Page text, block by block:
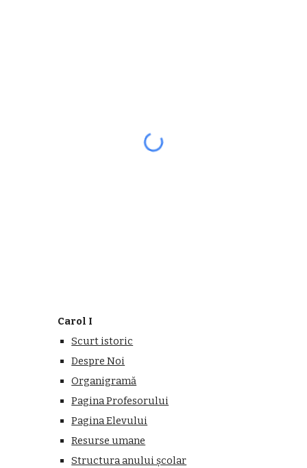
Carol I
Scurt istoric
Despre Noi
Organigramă
Pagina Profesorului
Pagina Elevului
Resurse umane
Structura anului școlar